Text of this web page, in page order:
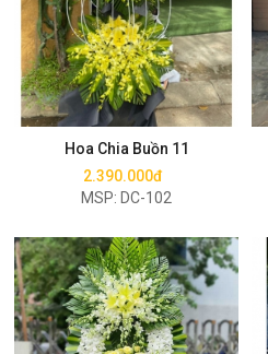
Hoa Chia Buồn 11
2.390.000đ
MSP: DC-102
Mua ngay